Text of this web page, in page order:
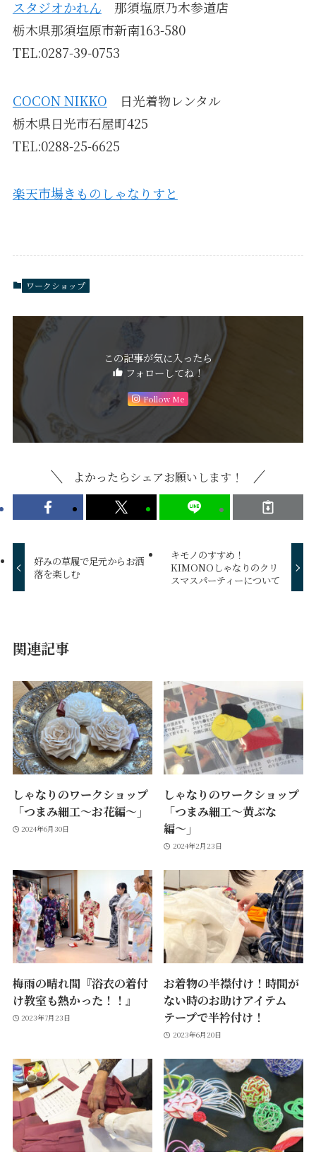
スタジオかれん 那須塩原乃木参道店
栃木県那須塩原市新南163-580
TEL:0287-39-0753
COCON NIKKO 日光着物レンタル
栃木県日光市石屋町425
TEL:0288-25-6625
楽天市場きものしゃなりすと
ワークショップ
この記事が気に入ったら
フォローしてね！
Follow Me
よかったらシェアお願いします！
好みの草履で足元からお洒
落を楽しむ
キモノのすすめ！
KIMONOしゃなりのクリ
スマスパーティーについて
関連記事
しゃなりのワークショップ
「つまみ細工〜お花編〜」
2024年6月30日
しゃなりのワークショップ
「つまみ細工〜黄ぶな
編〜」
2024年2月23日
梅雨の晴れ間『浴衣の着付
け教室も熱かった！！』
2023年7月23日
お着物の半襟付け！時間が
ない時のお助けアイテム
テープで半衿付け！
2023年6月20日